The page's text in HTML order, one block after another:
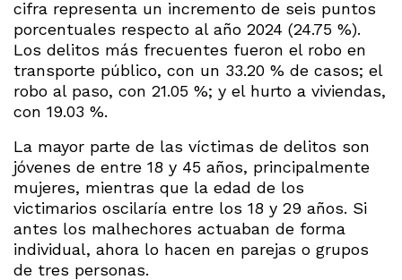
cifra representa un incremento de seis puntos
porcentuales respecto al año 2024 (24.75 %).
Los delitos más frecuentes fueron el robo en
transporte público, con un 33.20 % de casos; el
robo al paso, con 21.05 %; y el hurto a viviendas,
con 19.03 %.
La mayor parte de las víctimas de delitos son
jóvenes de entre 18 y 45 años, principalmente
mujeres, mientras que la edad de los
victimarios oscilaría entre los 18 y 29 años. Si
antes los malhechores actuaban de forma
individual, ahora lo hacen en parejas o grupos
de tres personas.